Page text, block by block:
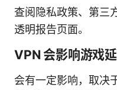
查阅隐私政策、第三
透明报告页面。
VPN 会影响游戏延
会有一定影响，取决